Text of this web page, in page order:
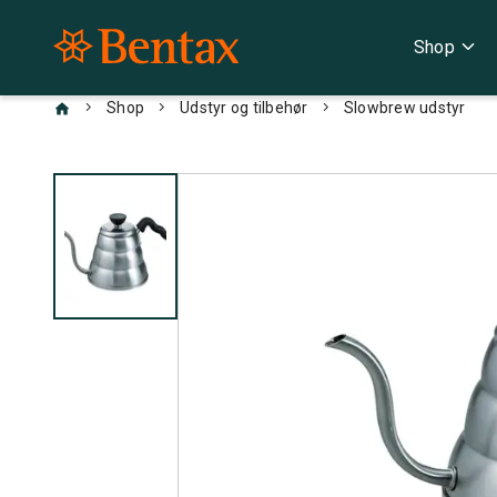
Shop expand_more
chevron_right Shop chevron_right Udstyr og tilbehør chevron_right Slowbrew udstyr